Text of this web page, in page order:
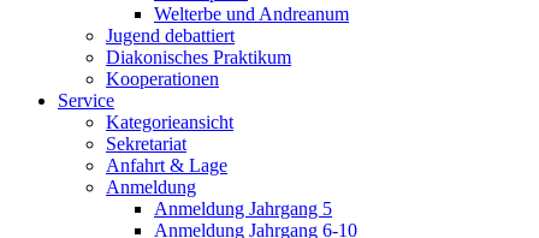
Welterbe und Andreanum
Jugend debattiert
Diakonisches Praktikum
Kooperationen
Service
Kategorieansicht
Sekretariat
Anfahrt & Lage
Anmeldung
Anmeldung Jahrgang 5
Anmeldung Jahrgang 6-10